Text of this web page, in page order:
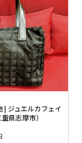
| ジュエルカフェイ
県志摩市）